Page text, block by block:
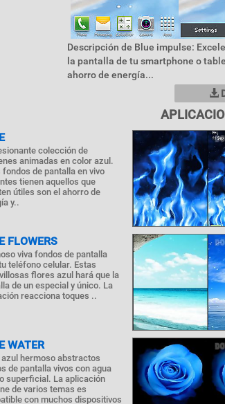
Descripción de Blue impulse:
la pantalla de tu smartphone o
ahorro de energía...
colección de
animadas en color azul.
fondos de pantalla en vivo
tienen aquellos que
útiles son el ahorro de
y..
FLOWERS
viva fondos de pantalla
teléfono celular. Estas
flores azul hará que la
de un especial y único. La
reacciona toques ..
WATER
azul hermoso abstractos
de pantalla vivos con agua
superficial. La aplicación
de varios temas es
con muchos dispositivos